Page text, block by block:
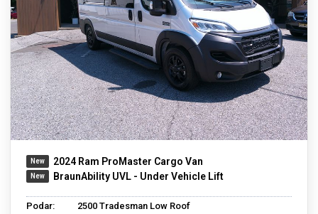
2024 Ram ProMaster Cargo Van
BraunAbility UVL - Under Vehicle Lift
Podar:
2500 Tradesman Low Roof